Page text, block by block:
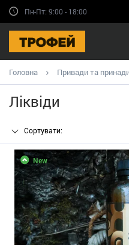
Пн-Пт: 9:00 - 18:00
Головна Привади та
Ліквіди
Сортувати:
New